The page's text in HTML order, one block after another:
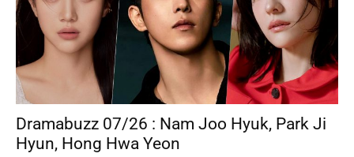
Dramabuzz 07/26 : Nam Joo Hyuk, Park Ji
Hyun, Hong Hwa Yeon